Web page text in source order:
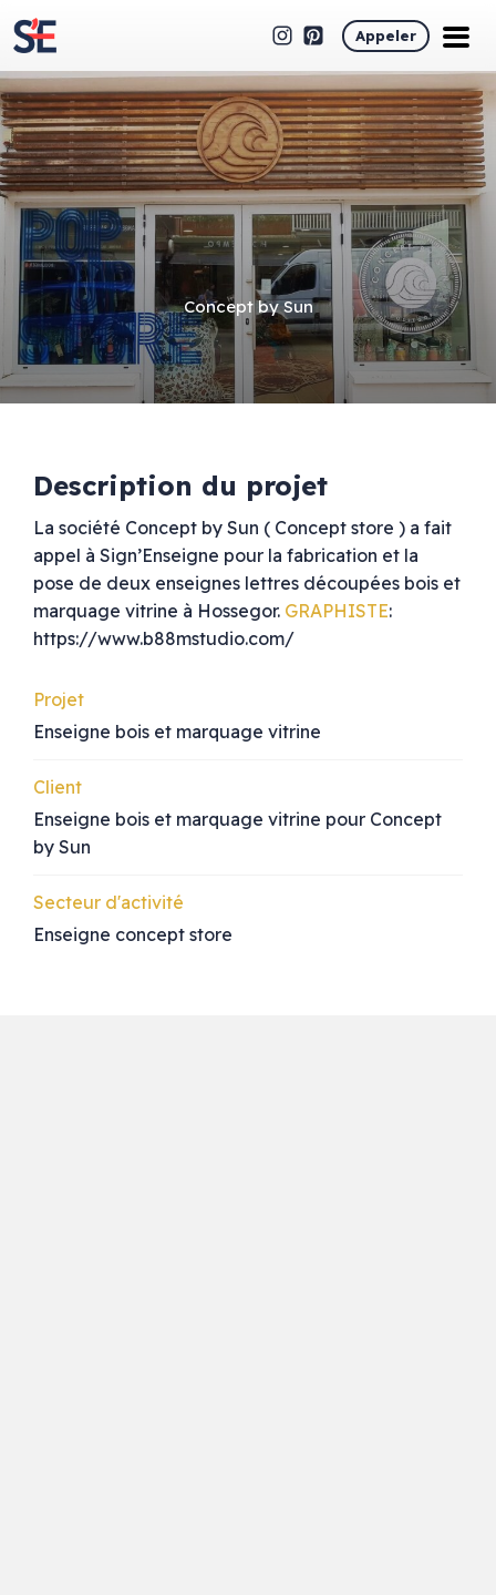
Appeler
Concept by Sun
Description du projet
La société Concept by Sun ( Concept store ) a fait
appel à Sign’Enseigne pour la fabrication et la
pose de deux enseignes lettres découpées bois et
marquage vitrine à Hossegor. GRAPHISTE:
https://www.b88mstudio.com/
Projet
Enseigne bois et marquage vitrine
Client
Enseigne bois et marquage vitrine pour Concept
by Sun
Secteur d'activité
Enseigne concept store